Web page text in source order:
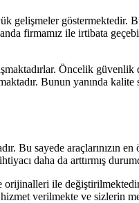
göstermektedir.
firmamız ile irtibata
Öncelik
Bunun yanında kalite
Bu sayede araçlarınızın
daha da arttırmış
ile
verilmekte ve sizlerin